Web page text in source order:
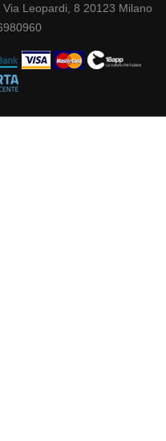
Leopardi, 8 20123 Milano